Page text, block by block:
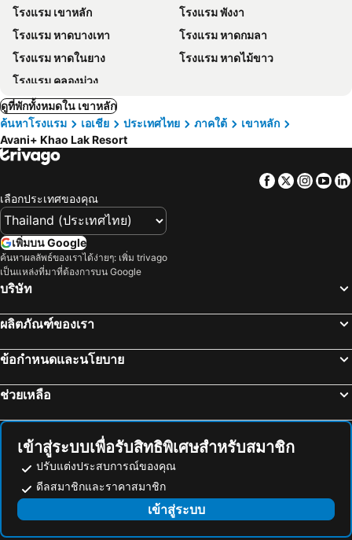
โรงแรม เขาหลัก
โรงแรม พังงา
โรงแรม หาดบางเทา
โรงแรม หาดกมลา
โรงแรม หาดในยาง
โรงแรม หาดไม้ขาว
โรงแรม คลองม่วง
ดูที่พักทั้งหมดใน เขาหลัก
ค้นหาโรงแรม
เอเชีย ประเทศไทย ภาคใต้
เขาหลัก
Avani+ Khao Lak Resort
Facebook
Twitter
เลือกประเทศของคุณ
เพิ่มบน Google
ค้นหาผลลัพธ์ของเราได้ง่ายๆ: เพิ่ม trivago
เป็นแหล่งที่มาที่ต้องการบน Google
บริษัท
ผลิตภัณฑ์ของเรา
ข้อกำหนดและนโยบาย
ช่วยเหลือ
เข้าสู่ระบบเพื่อรับสิทธิพิเศษสำหรับสมาชิก
ปรับแต่งประสบการณ์ของคุณ
ดีลสมาชิกและราคาสมาชิก
เข้าสู่ระบบ